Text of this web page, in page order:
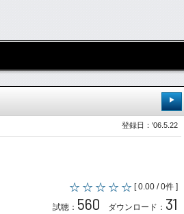
登録日：'06.5.22
[ 0.00 / 0件 ]
試聴： 560 ダウンロード： 31